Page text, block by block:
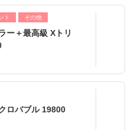
ト その他
ー＋最高級 Xトリ
ロバブル 19800